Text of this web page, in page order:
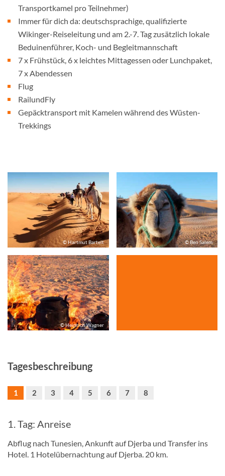
Transportkamel pro Teilnehmer)
Immer für dich da: deutschsprachige, qualifizierte
Wikinger-Reiseleitung und am 2.-7. Tag zusätzlich lokale
Beduinenführer, Koch- und Begleitmannschaft
7 x Frühstück, 6 x leichtes Mittagessen oder Lunchpaket,
7 x Abendessen
Flug
RailundFly
Gepäcktransport mit Kamelen während des Wüsten-
Trekkings
© Hartmut Bartelt © Ben Salem
© Heinrich Wagner
Tagesbeschreibung
1 2 3 4 5 6 7 8
1. Tag: Anreise
Abflug nach Tunesien, Ankunft auf Djerba und Transfer ins
Hotel. 1 Hotelübernachtung auf Djerba. 20 km.